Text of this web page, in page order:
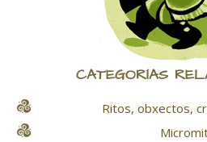
CATEGORÍAS
Ritos, obxectos,